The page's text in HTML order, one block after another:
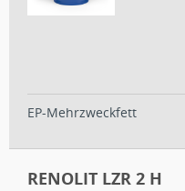
EP-Mehrzweckfett
RENOLIT LZR 2 H